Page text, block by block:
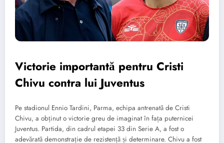
Victorie importantă pentru Cristi
Chivu contra lui Juventus
Pe stadionul Ennio Tardini, Parma, echipa antrenată de Cristi
Chivu, a obținut o victorie greu de imaginat în fața puternicei
Juventus. Partida, din cadrul etapei 33 din Serie A, a fost o
adevărată demonstrație de rezistență și determinare. Chivu a fost